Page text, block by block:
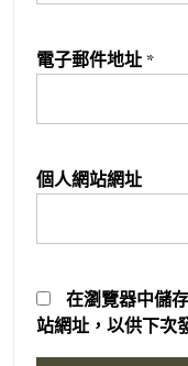
電子郵件地址 *
個人網站網址
在瀏覽器中儲
站網址，以供下次